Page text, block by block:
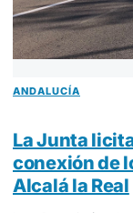
ANDALUCÍA
La Junta
conexión de
Alcalá la Real